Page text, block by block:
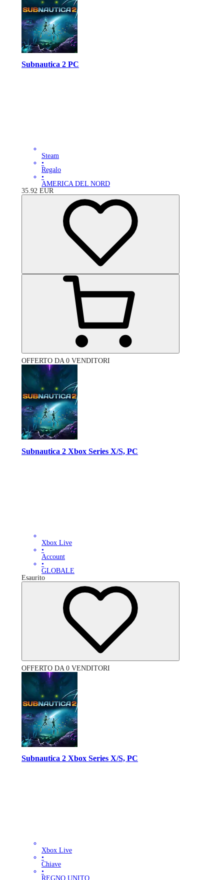
Subnautica 2 PC
Steam
•
Regalo
•
AMERICA DEL NORD
35.92 EUR
OFFERTO DA 0 VENDITORI
Subnautica 2 Xbox Series X/S, PC
Xbox Live
•
Account
•
GLOBALE
Esaurito
OFFERTO DA 0 VENDITORI
Subnautica 2 Xbox Series X/S, PC
Xbox Live
•
Chiave
•
REGNO UNITO